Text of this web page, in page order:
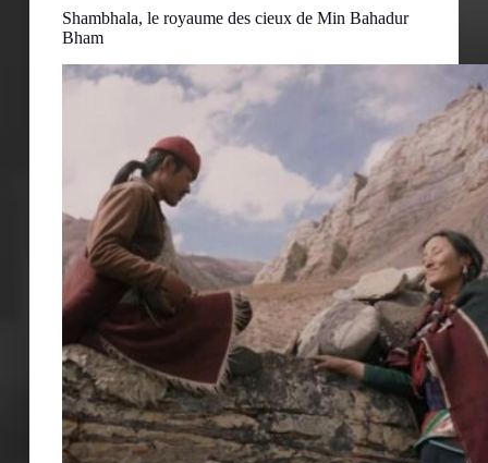
Shambhala, le royaume des cieux de Min Bahadur
Bham